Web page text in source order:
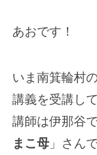
あおです！
いま南箕輪村
講義を受講し
講師は伊那谷
まこ母」さん